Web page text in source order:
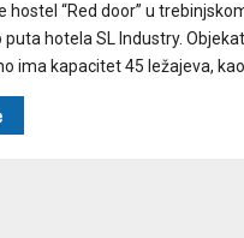
hostel “Red door” u
puta hotela SL Industry.
ima kapacitet 45 ležajeva, kao